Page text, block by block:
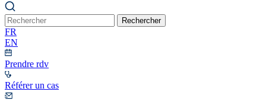
Rechercher
FR
EN
Prendre rdv
Référer un cas